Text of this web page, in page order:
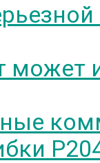
может